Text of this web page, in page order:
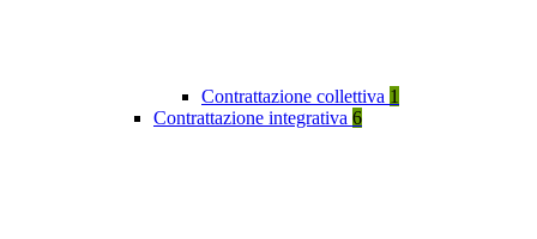
Contrattazione collettiva 1
Contrattazione integrativa 6